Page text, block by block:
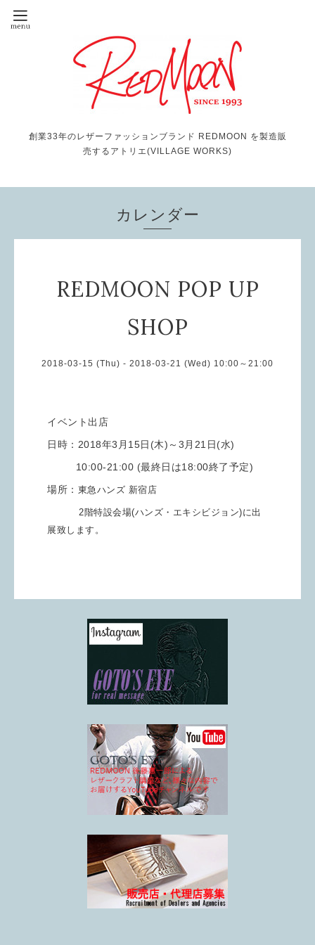
創業33年のレザーファッションブランド REDMOON を製造販
売するアトリエ(VILLAGE WORKS)
カレンダー
REDMOON POP UP
SHOP
2018-03-15 (Thu) - 2018-03-21 (Wed) 10:00～21:00
イベント出店
日時：2018年3月15日(木)～3月21日(水)
10:00-21:00 (最終日は18:00終了予定)
場所： 東急ハンズ 新宿店
2階特設会場(ハンズ・エキシビジョン)に出
展致します。